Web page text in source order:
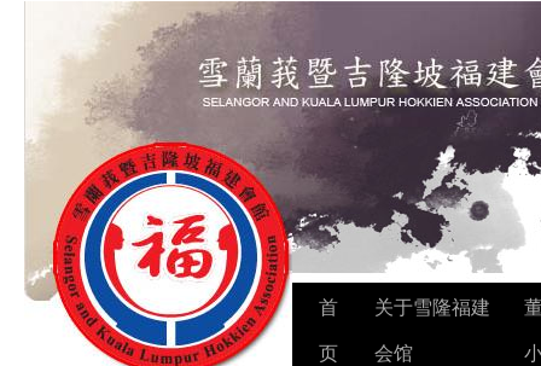
Skip
首
页
关于雪隆福建
会馆